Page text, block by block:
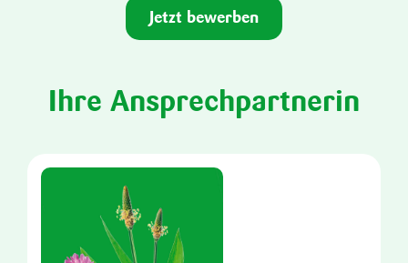
Jetzt bewerben
Ihre Ansprechpartnerin